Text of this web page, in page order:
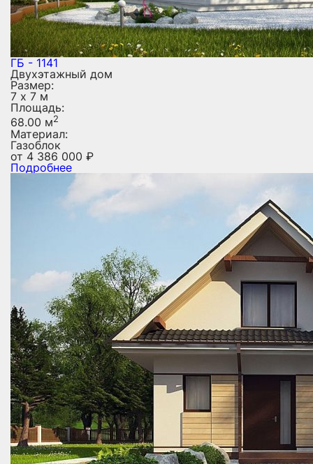
ГБ - 1141
Двухэтажный дом
Размер:
7 х 7 м
Площадь:
68.00 м2
Материал:
Газоблок
от 4 386 000 ₽
Подробнее